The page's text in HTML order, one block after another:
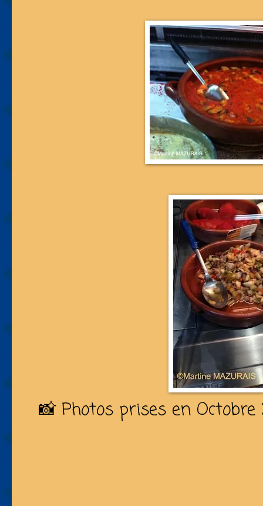
📸 Photos prises en Octobre